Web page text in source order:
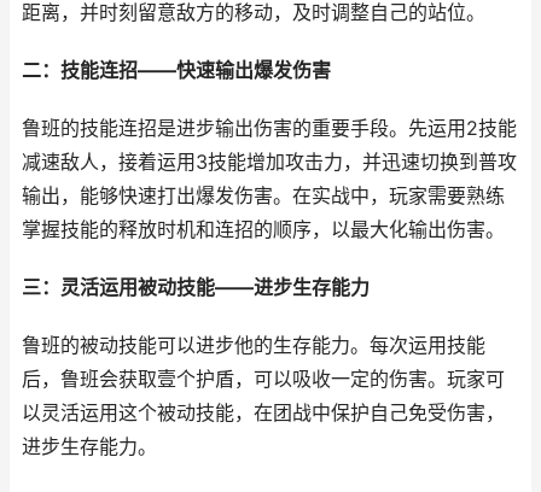
距离，并时刻留意敌方的移动，及时调整自己的站位。
二：技能连招——快速输出爆发伤害
鲁班的技能连招是进步输出伤害的重要手段。先运用2技能
减速敌人，接着运用3技能增加攻击力，并迅速切换到普攻
输出，能够快速打出爆发伤害。在实战中，玩家需要熟练
掌握技能的释放时机和连招的顺序，以最大化输出伤害。
三：灵活运用被动技能——进步生存能力
鲁班的被动技能可以进步他的生存能力。每次运用技能
后，鲁班会获取壹个护盾，可以吸收一定的伤害。玩家可
以灵活运用这个被动技能，在团战中保护自己免受伤害，
进步生存能力。